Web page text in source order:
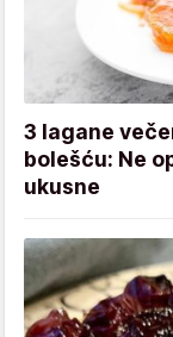
3 lagane
bolešću: Ne
ukusne